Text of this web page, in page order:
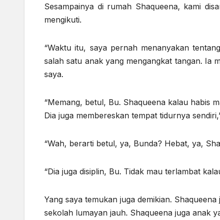
Sesampainya di rumah Shaqueena, kami
mengikuti.
“Waktu itu, saya pernah menanyakan
salah satu anak yang mengangkat tangan. Ia
saya.
“Memang, betul, Bu. Shaqueena kalau habis
Dia juga membereskan tempat tidurnya
“Wah, berarti betul, ya, Bunda? Hebat, ya,
“Dia juga disiplin, Bu. Tidak mau terlambat
Yang saya temukan juga demikian.
sekolah lumayan jauh. Shaqueena juga anak